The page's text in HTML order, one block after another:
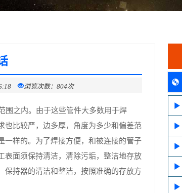
浏览次数：804次
围之内。由于这些管件大多数用于焊
也比较严，边多厚，角度为多少和偏差范
一样的。为了焊接方便，和被连接的管子
表面须保持清洁，清除污垢，整洁地存放
持器的清洁和整洁，按照准确的存放方